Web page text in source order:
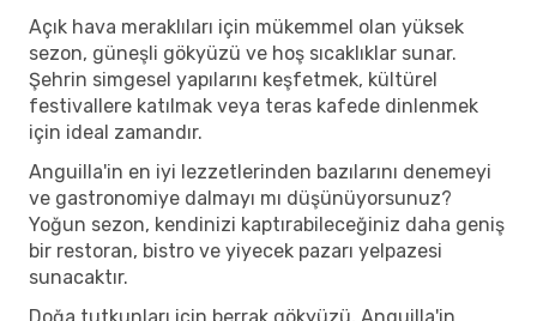
Açık hava meraklıları için mükemmel olan yüksek
sezon, güneşli gökyüzü ve hoş sıcaklıklar sunar.
Şehrin simgesel yapılarını keşfetmek, kültürel
festivallere katılmak veya teras kafede dinlenmek
için ideal zamandır.
Anguilla'in en iyi lezzetlerinden bazılarını denemeyi
ve gastronomiye dalmayı mı düşünüyorsunuz?
Yoğun sezon, kendinizi kaptırabileceğiniz daha geniş
bir restoran, bistro ve yiyecek pazarı yelpazesi
sunacaktır.